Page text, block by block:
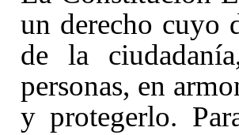
un derecho cuyo
de la
personas, en
y protegerlo.